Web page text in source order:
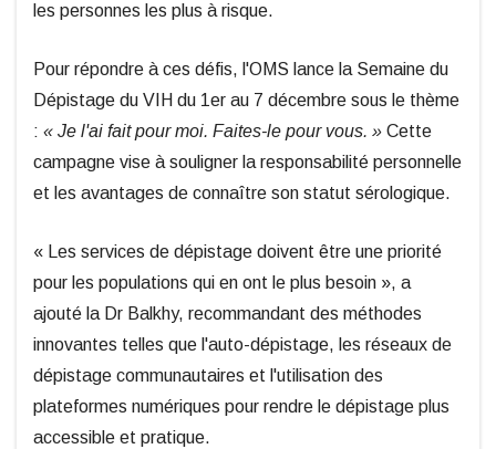
les personnes les plus à risque.
Pour répondre à ces défis, l'OMS lance la Semaine du
Dépistage du VIH du 1er au 7 décembre sous le thème
: « Je l'ai fait pour moi. Faites-le pour vous. » Cette
campagne vise à souligner la responsabilité personnelle
et les avantages de connaître son statut sérologique.
« Les services de dépistage doivent être une priorité
pour les populations qui en ont le plus besoin », a
ajouté la Dr Balkhy, recommandant des méthodes
innovantes telles que l'auto-dépistage, les réseaux de
dépistage communautaires et l'utilisation des
plateformes numériques pour rendre le dépistage plus
accessible et pratique.